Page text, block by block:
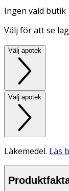
Ingen vald butik
Välj för att se
Välj apotek
Välj apotek
Läkemedel. Läs